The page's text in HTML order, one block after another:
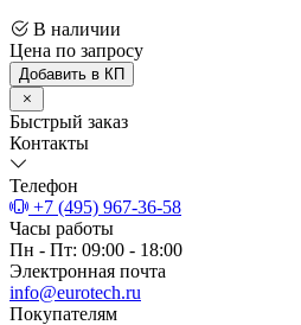
В наличии
Цена по запросу
Добавить в КП
Быстрый заказ
Контакты
Телефон
+7 (495) 967-36-58
Часы работы
Пн - Пт: 09:00 - 18:00
Электронная почта
info@eurotech.ru
Покупателям